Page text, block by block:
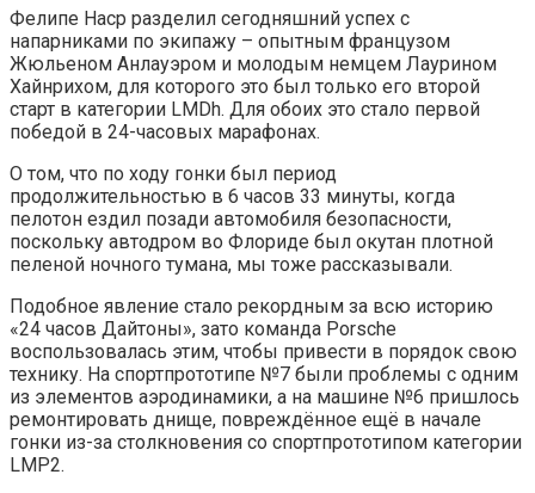
Фелипе Наср разделил сегодняшний успех с
напарниками по экипажу – опытным французом
Жюльеном Анлауэром и молодым немцем Лаурином
Хайнрихом, для которого это был только его второй
старт в категории LMDh. Для обоих это стало первой
победой в 24-часовых марафонах.
О том, что по ходу гонки был период
продолжительностью в 6 часов 33 минуты, когда
пелотон ездил позади автомобиля безопасности,
поскольку автодром во Флориде был окутан плотной
пеленой ночного тумана, мы тоже рассказывали.
Подобное явление стало рекордным за всю историю
«24 часов Дайтоны», зато команда Porsche
воспользовалась этим, чтобы привести в порядок свою
технику. На спортпрототипе №7 были проблемы с одним
из элементов аэродинамики, а на машине №6 пришлось
ремонтировать днище, повреждённое ещё в начале
гонки из-за столкновения со спортпрототипом категории
LMP2.